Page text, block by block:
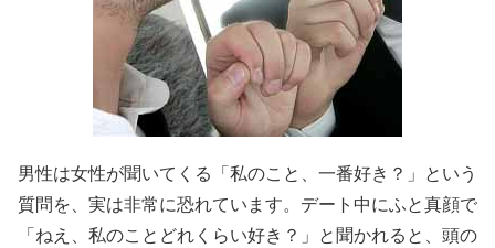
男性は女性が聞いてくる「私のこと、一番好き？」という
質問を、実は非常に恐れています。デート中にふと真顔で
「ねえ、私のことどれくらい好き？」と聞かれると、頭の